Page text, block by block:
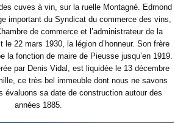
cuves à vin, sur la ruelle Montagné. Edmond
important du Syndicat du commerce des vins,
de commerce et l’administrateur de la
le 22 mars 1930, la légion d’honneur. Son frère
la fonction de maire de Pieusse jusqu’en 1919.
par Denis Vidal, est liquidée le 13 décembre
ce très bel immeuble dont nous ne savons
évaluons sa date de construction autour des
années 1885.